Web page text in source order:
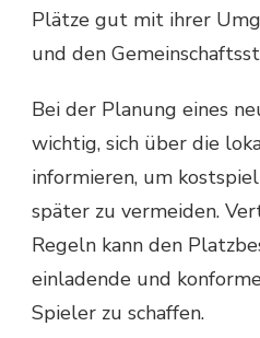
Plätze gut mit ihrer
und den
Bei der Planung eines
wichtig, sich über die
informieren, um
später zu vermeiden.
Regeln kann den
einladende und
Spieler zu schaffen.